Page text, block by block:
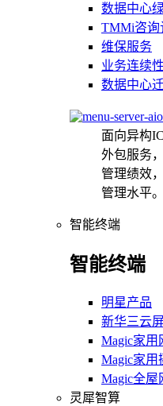
数据中心
TMMi咨询
维保服务
业务连续
数据中心
面向异构
外包服务
管理绩效
管理水平。
智能终端
智能终端
明星产品
新华三云
Magic家用
Magic家用
Magic全屋
灵犀智算